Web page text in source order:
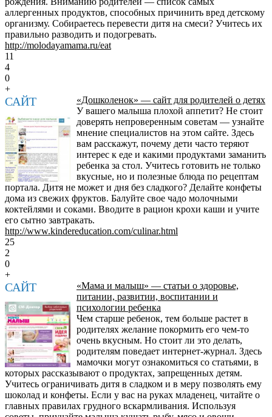
аллергенных продуктов, способных причинить вред детскому
организму. Собираетесь перевести дитя на смеси? Учитесь их
правильно разводить и подогревать.
http://molodayamama.ru/eat
11
4
0
+
САЙТ
«Дошколенок» — сайт для родителей о детях
У вашего малыша плохой аппетит? Не стоит
доверять непроверенным советам — узнайте
мнение специалистов на этом сайте. Здесь
вам расскажут, почему дети часто теряют
интерес к еде и какими продуктами заманить
ребенка за стол. Учитесь готовить не только
вкусные, но и полезные блюда по рецептам
портала. Дитя не может и дня без сладкого? Делайте конфеты
дома из свежих фруктов. Балуйте свое чадо молочными
коктейлями и соками. Вводите в рацион крохи каши и учите
его сытно завтракать.
http://www.kindereducation.com/culinar.html
25
2
0
+
САЙТ
«Мама и малыш» — статьи о здоровье,
питании, развитии, воспитании и
психологии ребенка
Чем старше ребенок, тем больше растет в
родителях желание покормить его чем-то
очень вкусным. Но стоит ли это делать,
родителям поведает интернет-журнал. Здесь
мамочки могут ознакомиться со статьями, в
которых рассказывают о продуктах, запрещенных детям.
Учитесь ограничивать дитя в сладком и в меру позволять ему
шоколад и конфеты. Если у вас на руках младенец, читайте о
главных правилах грудного вскармливания. Используя